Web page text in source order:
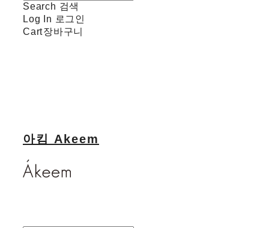
Search 검색
Log In 로그인
Cart장바구니
아킴 Akeem